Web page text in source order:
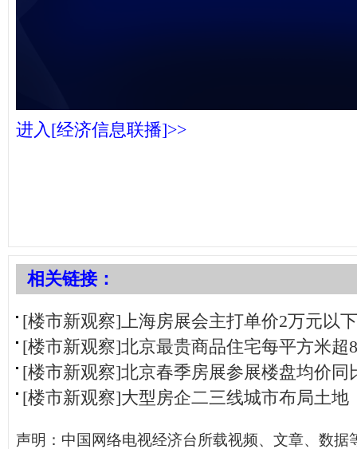
进入[经济信息联播]>>
相关链接：
[楼市新观察]上海房展会主打单价2万元以
[楼市新观察]北京最贵商品住宅每平方米超
[楼市新观察]北京春季房展参展楼盘均价同
[楼市新观察]大型房企二三线城市布局土地
声明：中国网络电视经济台所载视频、文章、数据